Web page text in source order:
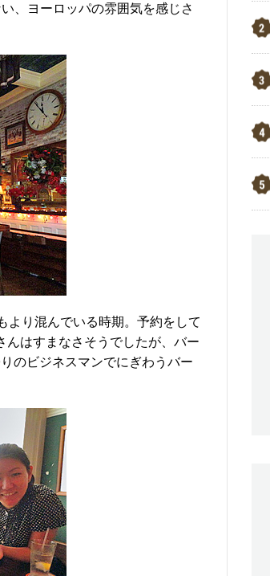
、ヨーロッパの雰囲気を感じさ
り混んでいる時期。予約をして
はすまなさそうでしたが、バー
のビジネスマンでにぎわうバー